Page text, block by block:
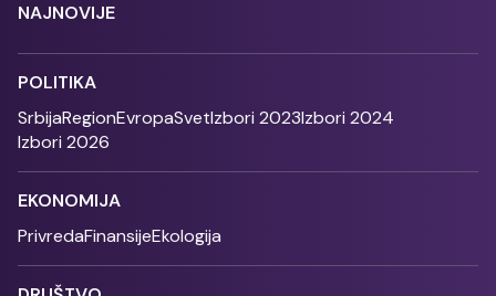
NAJNOVIJE
POLITIKA
SrbijaRegionEvropaSvetIzbori 2023Izbori 2024
Izbori 2026
EKONOMIJA
PrivredaFinansijeEkologija